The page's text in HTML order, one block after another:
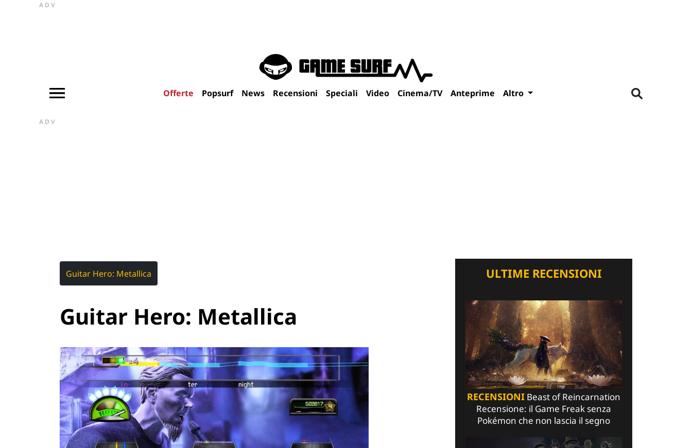
ADV
Offerte Popsurf News Recensioni Speciali Video Cinema/TV Anteprime Altro
ADV
Guitar Hero: Metallica
Guitar Hero: Metallica
ULTIME RECENSIONI
RECENSIONI Beast of Reincarnation
Recensione: il Game Freak senza
Pokémon che non lascia il segno